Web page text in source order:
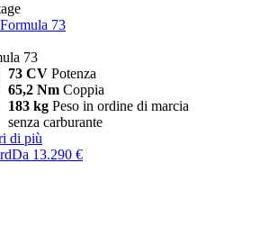
Formula 73
73
73 CV Potenza
65,2 Nm Coppia
183 kg Peso in ordine di marcia
senza carburante
di più
Da 13.290 €